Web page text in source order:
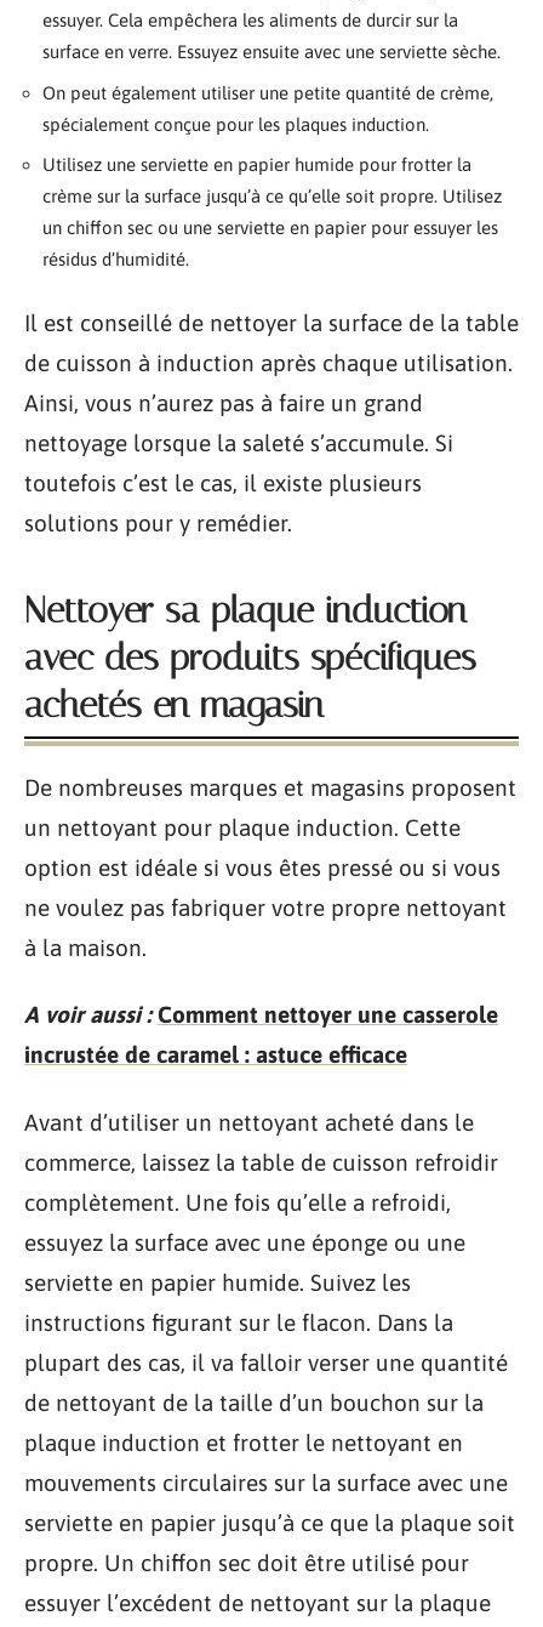
essuyer. Cela empêchera les aliments de durcir sur la
surface en verre. Essuyez ensuite avec une serviette sèche.
On peut également utiliser une petite quantité de crème,
spécialement conçue pour les plaques induction.
Utilisez une serviette en papier humide pour frotter la
crème sur la surface jusqu’à ce qu’elle soit propre. Utilisez
un chiffon sec ou une serviette en papier pour essuyer les
résidus d’humidité.
Il est conseillé de nettoyer la surface de la table
de cuisson à induction après chaque utilisation.
Ainsi, vous n’aurez pas à faire un grand
nettoyage lorsque la saleté s’accumule. Si
toutefois c’est le cas, il existe plusieurs
solutions pour y remédier.
Nettoyer sa plaque induction
avec des produits spécifiques
achetés en magasin
De nombreuses marques et magasins proposent
un nettoyant pour plaque induction. Cette
option est idéale si vous êtes pressé ou si vous
ne voulez pas fabriquer votre propre nettoyant
à la maison.
A voir aussi : Comment nettoyer une casserole
incrustée de caramel : astuce efficace
Avant d’utiliser un nettoyant acheté dans le
commerce, laissez la table de cuisson refroidir
complètement. Une fois qu’elle a refroidi,
essuyez la surface avec une éponge ou une
serviette en papier humide. Suivez les
instructions figurant sur le flacon. Dans la
plupart des cas, il va falloir verser une quantité
de nettoyant de la taille d’un bouchon sur la
plaque induction et frotter le nettoyant en
mouvements circulaires sur la surface avec une
serviette en papier jusqu’à ce que la plaque soit
propre. Un chiffon sec doit être utilisé pour
essuyer l’excédent de nettoyant sur la plaque